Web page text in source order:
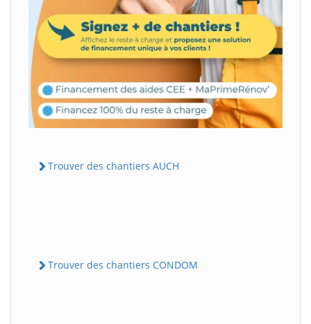
Trouver des chantiers AUCH
Trouver des chantiers CONDOM